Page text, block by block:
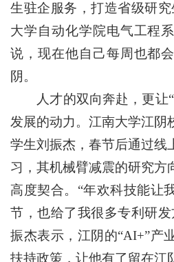
生驻企服务，打造省级研
大学自动化学院电气工程
说，现在他自己每周也都
阴。
人才的双向奔赴，更让“
发展的动力。江南大学江阴
学生刘振杰，春节后通过线
习，其机械臂减震的研究方
高度契合。“年欢科技能让
节，也给了我很多专利研发
振杰表示，江阴的“AI+”产
扶持政策，让他有了留在江